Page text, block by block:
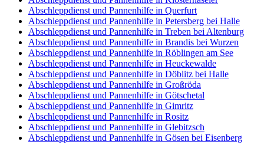
Abschleppdienst und Pannenhilfe in Querfurt
Abschleppdienst und Pannenhilfe in Petersberg bei Halle
Abschleppdienst und Pannenhilfe in Treben bei Altenburg
Abschleppdienst und Pannenhilfe in Brandis bei Wurzen
Abschleppdienst und Pannenhilfe in Röblingen am See
Abschleppdienst und Pannenhilfe in Heuckewalde
Abschleppdienst und Pannenhilfe in Döblitz bei Halle
Abschleppdienst und Pannenhilfe in Großröda
Abschleppdienst und Pannenhilfe in Götschetal
Abschleppdienst und Pannenhilfe in Gimritz
Abschleppdienst und Pannenhilfe in Rositz
Abschleppdienst und Pannenhilfe in Glebitzsch
Abschleppdienst und Pannenhilfe in Gösen bei Eisenberg